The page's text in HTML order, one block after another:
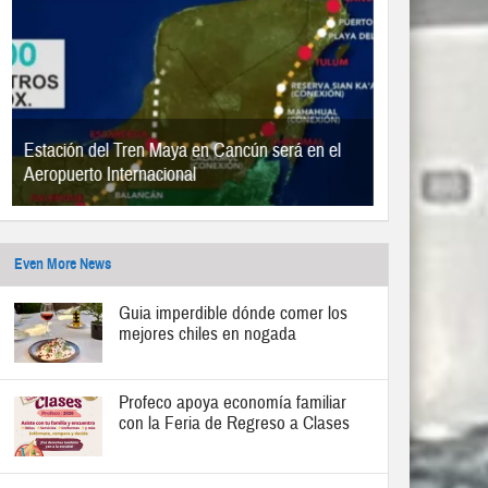
Estación del Tren Maya en Cancún será en el
Aeropuerto Internacional
Even More News
Guia imperdible dónde comer los
mejores chiles en nogada
Profeco apoya economía familiar
con la Feria de Regreso a Clases